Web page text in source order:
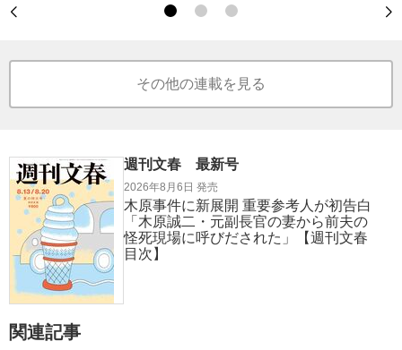
その他の連載を見る
週刊文春 最新号
2026年8月6日 発売
木原事件に新展開 重要参考人が初告白
「木原誠二・元副長官の妻から前夫の
怪死現場に呼びだされた」【週刊文春
目次】
関連記事